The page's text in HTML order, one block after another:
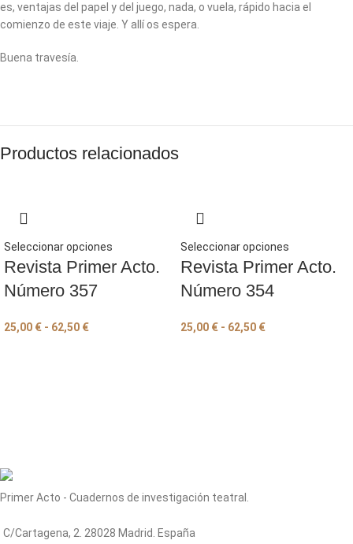
es, ventajas del papel y del juego, nada, o vuela, rápido hacia el
comienzo de este viaje. Y allí os espera.
Buena travesía.
Productos relacionados
Seleccionar opciones
Revista Primer Acto.
Número 357
25,00 € - 62,50 €
Seleccionar opciones
Revista Primer Acto.
Número 354
25,00 € - 62,50 €
Primer Acto - Cuadernos de investigación teatral.
C/Cartagena, 2. 28028 Madrid. España